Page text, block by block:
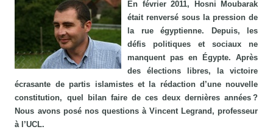
En février 2011, Hosni Moubarak
était renversé sous la pression de
la rue égyptienne. Depuis, les
défis politiques et sociaux ne
manquent pas en Égypte. Après
des élections libres, la victoire
écrasante de partis islamistes et la rédaction d’une nouvelle
constitution, quel bilan faire de ces deux dernières années ?
Nous avons posé nos questions à Vincent Legrand, professeur
à l’UCL.